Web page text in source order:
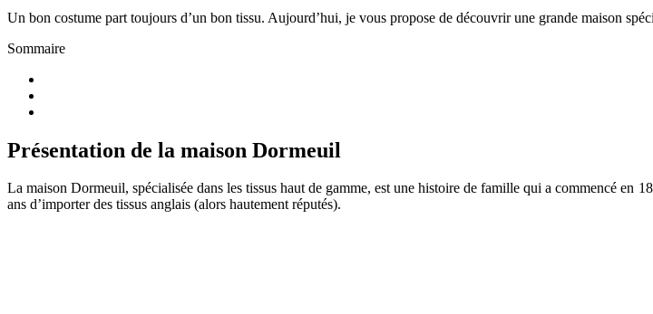
Un bon costume part toujours d’un bon tissu. Aujourd’hui, je vous propose de découvrir une grande maison
Sommaire
Présentation de la maison Dormeuil
La maison Dormeuil, spécialisée dans les tissus haut de gamme, est une histoire de famille qui a commencé en
ans d’importer des tissus anglais (alors hautement réputés).